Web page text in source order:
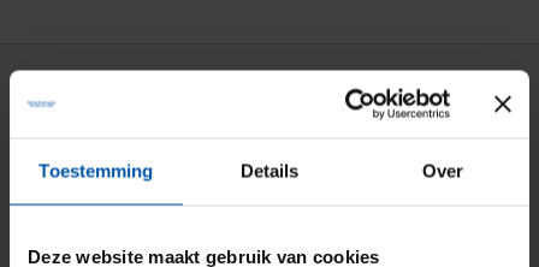
Toestemming Details Over
Deze website maakt gebruik van cookies
Aansprakelijkheid
Auto
Bromfiets